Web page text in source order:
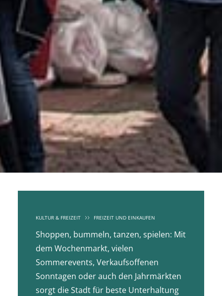
KULTUR & FREIZEIT FREIZEIT UND EINKAUFEN
Shoppen, bummeln, tanzen, spielen: Mit
dem Wochenmarkt, vielen
Sommerevents, Verkaufsoffenen
Sonntagen oder auch den Jahrmärkten
sorgt die Stadt für beste Unterhaltung